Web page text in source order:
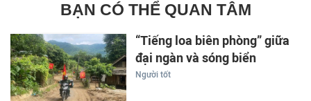
BẠN CÓ THỂ QUAN TÂM
“Tiếng loa biên phòng” giữa
đại ngàn và sóng biển
Người tốt